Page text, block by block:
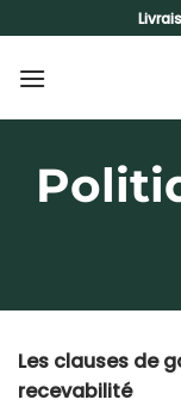
au
contenu
Les clauses de
recevabilité